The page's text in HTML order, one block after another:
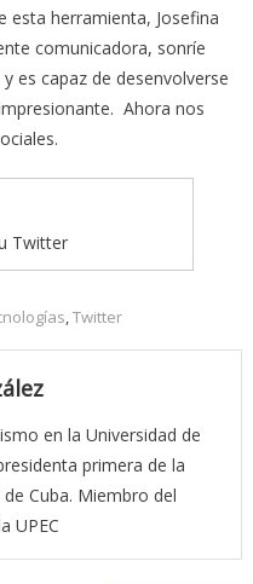
esta herramienta, Josefina
comunicadora, sonríe
es capaz de desenvolverse
Ahora nos
Twitter
,Twitter
en la Universidad de
primera de la
Cuba. Miembro del
UPEC